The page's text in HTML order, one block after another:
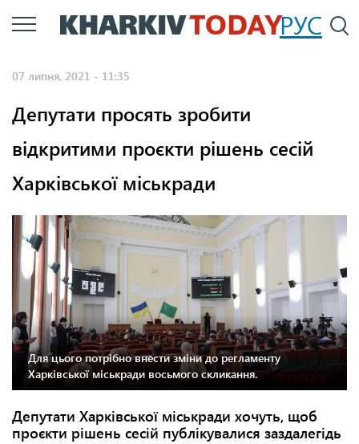
Перейти
до
РУС
07 липня, 2021 - 11:35
Депутати просять зробити
відкритими проєкти рішень сесій
Харківської міськради
Для цього потрібно внести зміни до регламенту
Харківської міськради восьмого скликання.
Депутати Харківської міськради хочуть, щоб
проєкти рішень сесій публікувалися заздалегідь